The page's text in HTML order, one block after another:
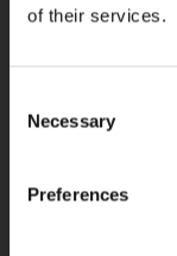
of their services.
Necessary
Preferences